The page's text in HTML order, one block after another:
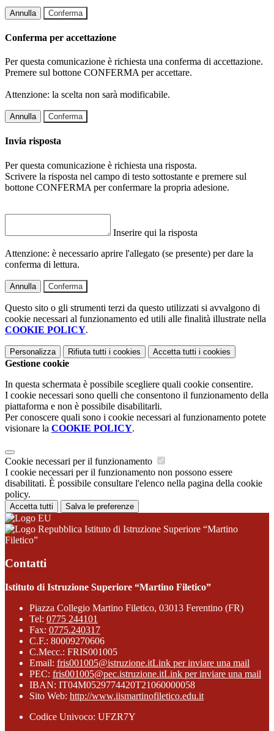
Annulla Conferma
Conferma per accettazione
Per questa comunicazione è richiesta una conferma di accettazione.
Premere sul bottone CONFERMA per accettare.
Attenzione: la scelta non sarà modificabile.
Annulla Conferma
Invia risposta
Per questa comunicazione è richiesta una risposta.
Scrivere la risposta nel campo di testo sottostante e premere sul
bottone CONFERMA per confermare la propria adesione.
Inserire qui la risposta
Attenzione: è necessario aprire l'allegato (se presente) per dare la
conferma di lettura.
Annulla Conferma
Questo sito o gli strumenti terzi da questo utilizzati si avvalgono di
cookie necessari al funzionamento ed utili alle finalità illustrate nella
COOKIE POLICY.
Personalizza Rifiuta tutti i cookies Accetta tutti i cookies
Gestione cookie
In questa schermata è possibile scegliere quali cookie consentire.
I cookie necessari sono quelli che consentono il funzionamento della
piattaforma e non è possibile disabilitarli.
Per conoscere quali sono i cookie necessari al funzionamento potete
visionare la COOKIE POLICY.
Cookie necessari per il funzionamento
I cookie necessari per il funzionamento non possono essere
disabilitati. È possibile consultare l'elenco nella pagina della cookie
policy.
Accetta tutti Salva le preferenze
Istituto di Istruzione Superiore “Martino
Filetico”
Contatti
Istituto di Istruzione Superiore “Martino Filetico”
Piazza Collegio Martino Filetico, 03013 Ferentino (FR)
Tel: 0775 244101
Fax: 0775.240317
C.F.: 80009270606
C.Mecc.: FRIS001005
Email: fris001005@istruzione.itLink per inviare una mail
PEC: fris001005@pec.istruzione.itLink per inviare una mail
IBAN: IT04M0529774420T21060000058
Sito Web: http://www.iismartinofiletico.edu.it
Codice Univoco: UFZR7Y